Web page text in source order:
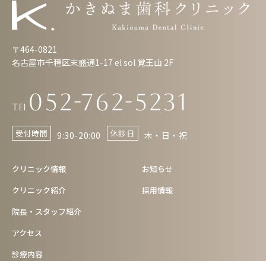
〒464-0821
名古屋市千種区末盛通1-17 el sol 覚王山 2F
Tel 052-762-5231
受付時間 9:30-20:00 休診日 木・日・祝
クリニック情報
クリニック紹介
院長・スタッフ紹介
アクセス
診療内容
お知らせ
採用情報